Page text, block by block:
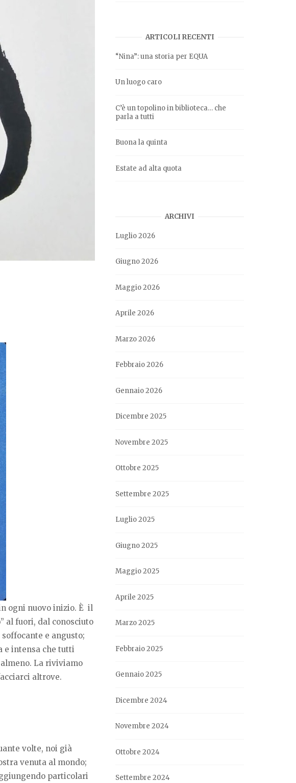
ogni nuovo inizio. È il
al fuori, dal conosciuto
e angusto;
e intensa che tutti
La riviviamo
altrove.
volte, noi già
venuta al mondo;
particolari
ARTICOLI RECENTI
“Nina”: una storia per EQUA
Un luogo caro
C’è un topolino in biblioteca… che
parla a tutti
Buona la quinta
Estate ad alta quota
ARCHIVI
Luglio 2026
Giugno 2026
Maggio 2026
Aprile 2026
Marzo 2026
Febbraio 2026
Gennaio 2026
Dicembre 2025
Novembre 2025
Ottobre 2025
Settembre 2025
Luglio 2025
Giugno 2025
Maggio 2025
Aprile 2025
Marzo 2025
Febbraio 2025
Gennaio 2025
Dicembre 2024
Novembre 2024
Ottobre 2024
Settembre 2024